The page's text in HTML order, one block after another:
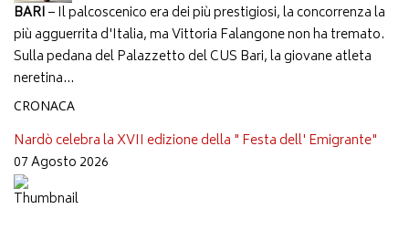
BARI– Il palcoscenico era dei più prestigiosi, la concorrenza la
più agguerrita d'Italia, ma Vittoria Falangone non ha tremato.
Sulla pedana del Palazzetto del CUS Bari, la giovane atleta
neretina...
CRONACA
Nardò celebra la XVII edizione della " Festa dell' Emigrante"
07 Agosto 2026